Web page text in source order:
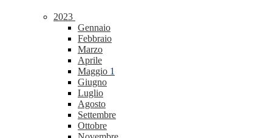
2023
Gennaio
Febbraio
Marzo
Aprile
Maggio 1
Giugno
Luglio
Agosto
Settembre
Ottobre